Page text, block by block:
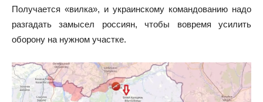
Получается «вилка», и украинскому командованию надо
разгадать замысел россиян, чтобы вовремя усилить
оборону на нужном участке.